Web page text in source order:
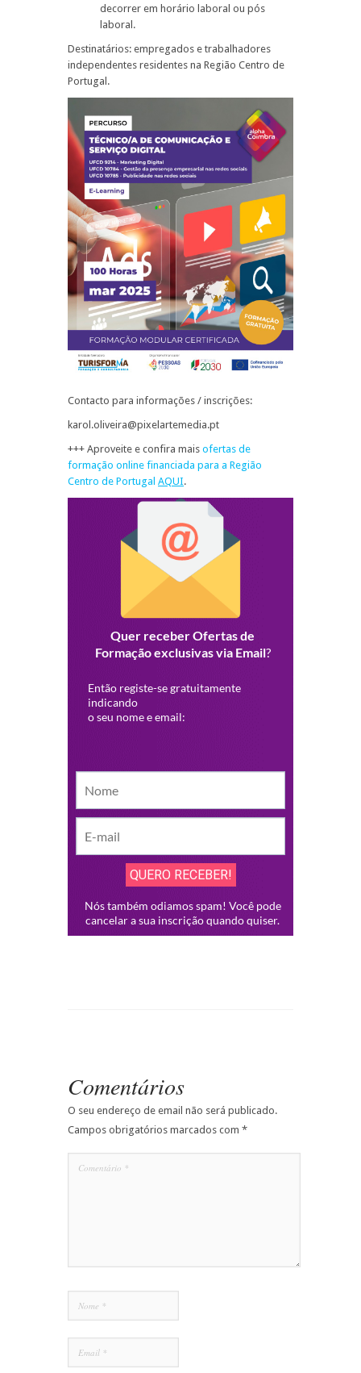
decorrer em horário laboral ou pós
laboral.
Destinatários: empregados e trabalhadores
independentes residentes na Região Centro de
Portugal.
Contacto para informações / inscrições:
karol.oliveira@pixelartemedia.pt
+++ Aproveite e confira mais ofertas de
formação online financiada para a Região
Centro de Portugal AQUI.
Comentários
O seu endereço de email não será publicado.
Campos obrigatórios marcados com *